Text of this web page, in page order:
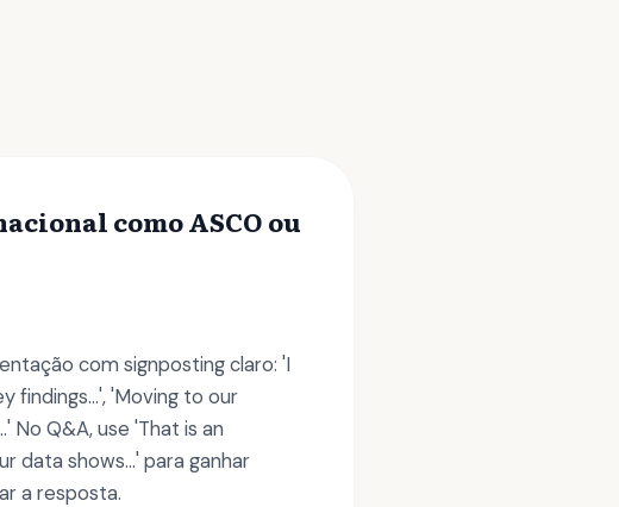
como ASCO ou
com signposting claro: 'I
findings...', 'Moving to our
No Q&A, use 'That is an
data shows...' para ganhar
a resposta.